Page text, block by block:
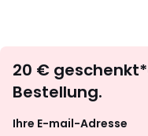
20 €
Bestellung.
Ihre E-mail-Adresse